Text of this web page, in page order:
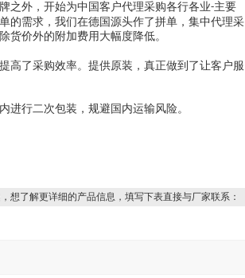
之外，开始为中国客户代理采购各行各业-主要
的需求，我们在德国源头作了拼单，集中代理采
货价外的附加费用大幅度降低。
高了采购效率。提供原装，真正做到了让客户服
进行二次包装，规避国内运输风险。
想了解更详细的产品信息，填写下表直接与厂家联系：